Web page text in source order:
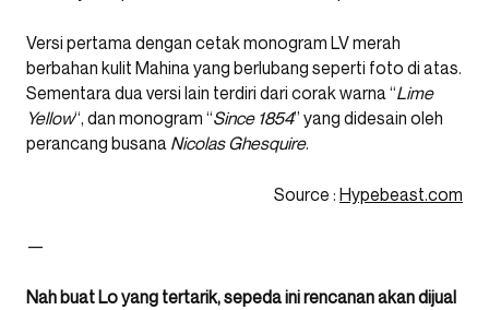
Versi pertama dengan cetak monogram LV merah
berbahan kulit Mahina yang berlubang seperti foto di atas.
Sementara dua versi lain terdiri dari corak warna “Lime
Yellow“, dan monogram “Since 1854” yang didesain oleh
perancang busana Nicolas Ghesquire.
Source : Hypebeast.com
—
Nah buat Lo yang tertarik, sepeda ini rencanan akan dijual